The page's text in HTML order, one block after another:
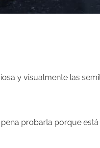
y visualmente las
probarla porque